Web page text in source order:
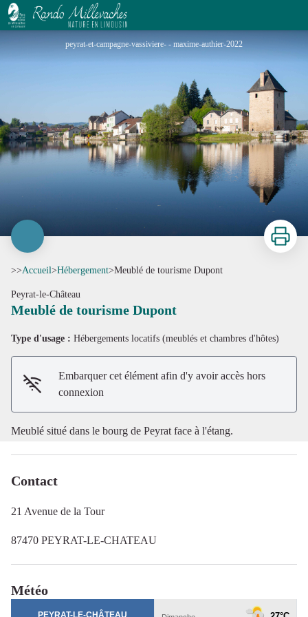
Meublé de tourisme Dupont
peyrat-et-campagne-vassiviere- - maxime-authier-2022
Voir l'image en plein écran
Imprimer
>>Accueil>Hébergement>Meublé de tourisme Dupont
Peyrat-le-Château
Meublé de tourisme Dupont
Type d'usage : Hébergements locatifs (meublés et chambres d'hôtes)
Embarquer cet élément afin d'y avoir accès hors
connexion
Meublé situé dans le bourg de Peyrat face à l'étang.
Contact
21 Avenue de la Tour
87470 PEYRAT-LE-CHATEAU
Météo